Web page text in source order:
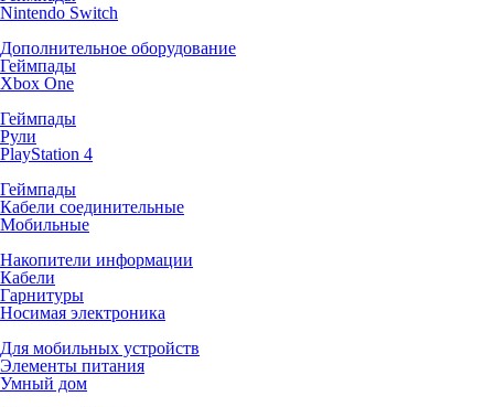
Nintendo Switch
Дополнительное оборудование
Геймпады
Xbox One
Геймпады
Рули
PlayStation 4
Геймпады
Кабели соединительные
Мобильные
Накопители информации
Кабели
Гарнитуры
Носимая электроника
Для мобильных устройств
Элементы питания
Умный дом